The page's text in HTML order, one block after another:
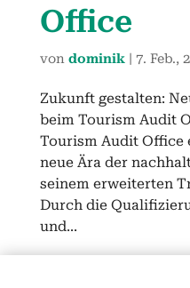
Office
von dominik| 7. Feb.,
Zukun­ft gestal­ten:
beim Tourism Audit
Tourism Audit Office
neue Ära der
seinem erweit­erten
Durch die
und...